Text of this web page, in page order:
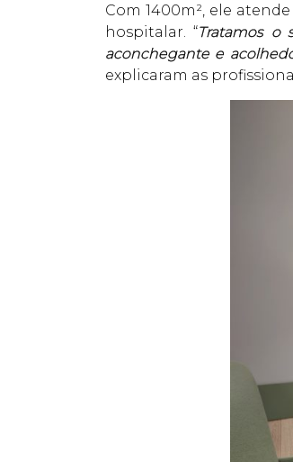
Com 1400m², ele
hospitalar. “Tratamos o
aconchegante e
explicaram as